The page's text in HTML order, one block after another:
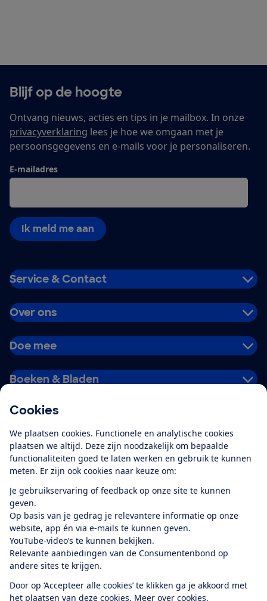
Cookies
We plaatsen cookies. Functionele en analytische cookies
plaatsen we altijd. Deze zijn noodzakelijk om bepaalde
functionaliteiten goed te laten werken en gebruik te kunnen
meten. Er zijn ook cookies naar keuze om:
Je gebruikservaring of feedback op onze site te kunnen
geven.
Op basis van je gedrag je relevantere informatie op onze
website, app én via e-mails te kunnen geven.
YouTube-video’s te kunnen bekijken.
Relevante aanbiedingen van de Consumentenbond op
andere sites te krijgen.
Door op ‘Accepteer alle cookies’ te klikken ga je akkoord met
het plaatsen van deze cookies. Meer over cookies.
Blijf op de hoogte
Ontvang nieuws, acties en tips in je mailbox. In onze
privacyverklaring lees je hoe we omgaan met je
persoonsgegevens en e-mails voor je personaliseren.
E-mailadres
Ik meld me aan
Service & Contact
Over ons
Doe mee
Boeken & Bladen
Alles over de
app
Algemene Voorwaarden
Privacyverklaring
Cookiebeleid
Privacyvoorkeuren
Toegankelijkheid
RSS-feed nieuws
Facebook
TwitterInstagram
YoutubeLinkedIn